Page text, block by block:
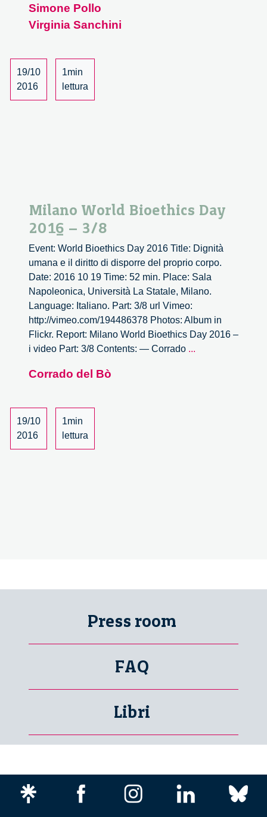
Simone Pollo
Virginia Sanchini
19/10
2016
1min
lettura
Milano World Bioethics Day
2016 – 3/8
Event: World Bioethics Day 2016 Title: Dignità
umana e il diritto di disporre del proprio corpo.
Date: 2016 10 19 Time: 52 min. Place: Sala
Napoleonica, Università La Statale, Milano.
Language: Italiano. Part: 3/8 url Vimeo:
http://vimeo.com/194486378 Photos: Album in
Flickr. Report: Milano World Bioethics Day 2016 –
i video Part: 3/8 Contents: — Corrado ...
Corrado del Bò
19/10
2016
1min
lettura
Press room
FAQ
Libri